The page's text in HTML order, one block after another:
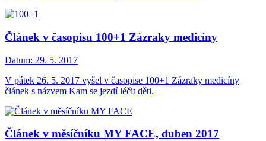
Článek v časopisu 100+1 Zázraky medicíny
Datum: 29. 5. 2017
V pátek 26. 5. 2017 vyšel v časopise 100+1 Zázraky medicíny
článek s názvem Kam se jezdí léčit děti.
Článek v měsíčníku MY FACE, duben 2017